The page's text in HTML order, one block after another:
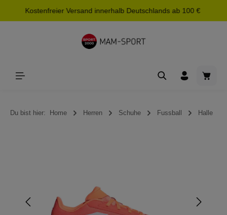
springen
Kostenfreier Versand innerhalb Deutschlands ab 100 €
Du bist hier: Home Herren Schuhe Fussball Halle